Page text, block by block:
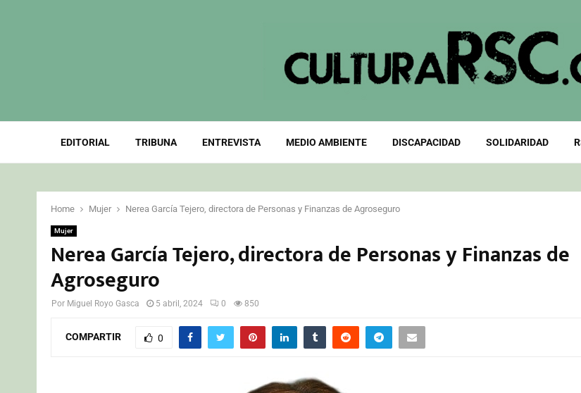
EDITORIAL TRIBUNA ENTREVISTA MEDIO AMBIENTE DISCAPACIDAD SOLIDARIDAD
Home Mujer Nerea García Tejero, directora de Personas y Finanzas de Agroseguro
Mujer
Nerea García Tejero, directora de Personas y Finanzas de
Agroseguro
Por Miguel Royo Gasca 5 abril, 2024 0 850
COMPARTIR 0